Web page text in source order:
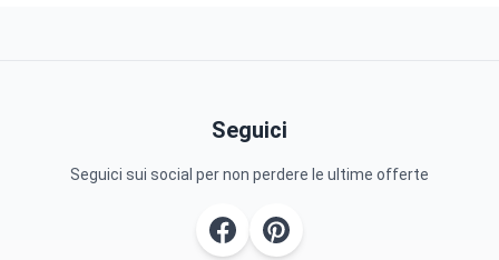
Seguici
Seguici sui social per non perdere le ultime offerte